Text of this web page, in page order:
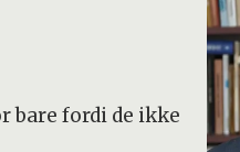
bare fordi de ikke